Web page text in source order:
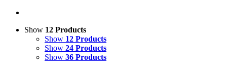
Show 12 Products
Show 12 Products
Show 24 Products
Show 36 Products